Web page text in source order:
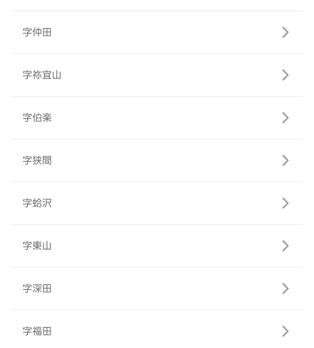
字仲田
字祢宜山
字伯楽
字狭間
字蛤沢
字東山
字深田
字福田